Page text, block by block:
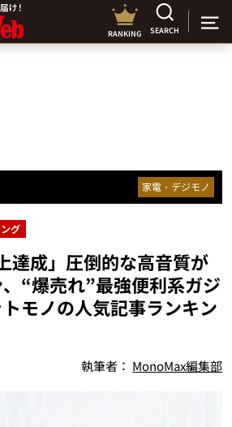
RANKING SEARCH
家電・デジモノ
グ
達成」圧倒的な高音質が
“爆売れ”最強便利系ガジ
モノの人気記事ランキン
執筆者： MonoMax編集部